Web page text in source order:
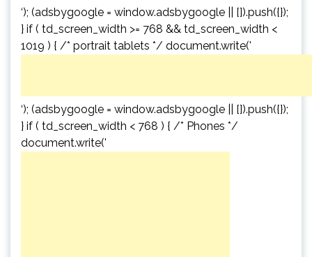
‘); (adsbygoogle = window.adsbygoogle || []).push({});
} if ( td_screen_width >= 768 && td_screen_width <
1019 ) { /* portrait tablets */ document.write('
‘); (adsbygoogle = window.adsbygoogle || []).push({});
} if ( td_screen_width < 768 ) { /* Phones */
document.write('